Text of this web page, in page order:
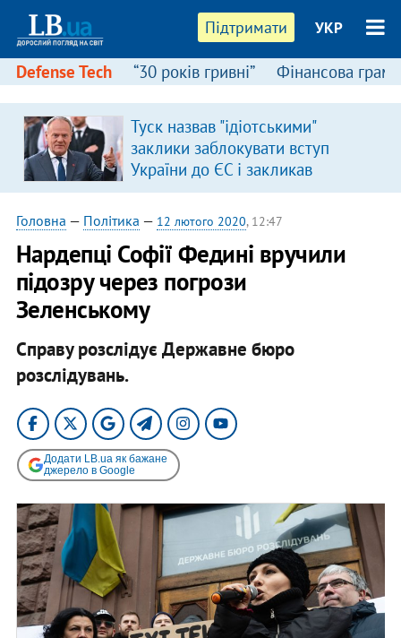
Підтримати УКР
Defense Tech “30 років гривні” Фінансова
Туск назвав "ідіотськими"
заклики заблокувати вступ
України до ЄС і закликав
припинити антиукраїнську
риторику
Головна — Політика — 12 лютого 2020, 12:47
Нардепці Софії Федині вручили
підозру через погрози
Зеленському
Справу розслідує Державне бюро
розслідувань.
Додати LB.ua як бажане
джерело в Google